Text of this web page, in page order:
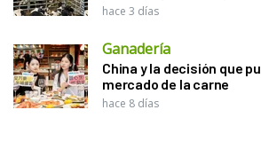
hace 3 días
Ganadería
China y la decisión que
mercado de la carne
hace 8 días